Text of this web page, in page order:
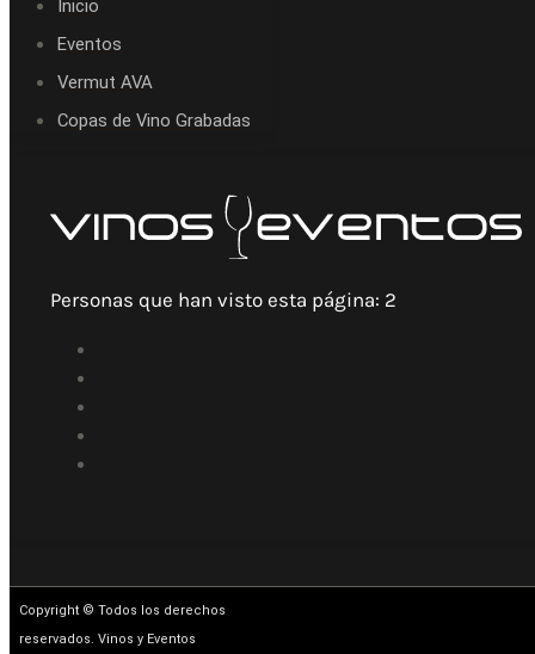
Inicio
Eventos
Vermut AVA
Copas de Vino Grabadas
Personas que han visto esta página: 2
Copyright © Todos los derechos
reservados. Vinos y Eventos